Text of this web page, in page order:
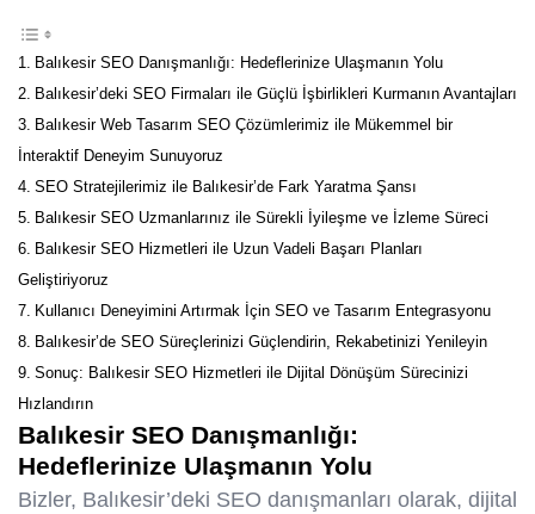
Balıkesir SEO Danışmanlığı: Hedeflerinize Ulaşmanın Yolu
Balıkesir’deki SEO Firmaları ile Güçlü İşbirlikleri Kurmanın Avantajları
Balıkesir Web Tasarım SEO Çözümlerimiz ile Mükemmel bir
İnteraktif Deneyim Sunuyoruz
SEO Stratejilerimiz ile Balıkesir’de Fark Yaratma Şansı
Balıkesir SEO Uzmanlarınız ile Sürekli İyileşme ve İzleme Süreci
Balıkesir SEO Hizmetleri ile Uzun Vadeli Başarı Planları
Geliştiriyoruz
Kullanıcı Deneyimini Artırmak İçin SEO ve Tasarım Entegrasyonu
Balıkesir’de SEO Süreçlerinizi Güçlendirin, Rekabetinizi Yenileyin
Sonuç: Balıkesir SEO Hizmetleri ile Dijital Dönüşüm Sürecinizi
Hızlandırın
Balıkesir SEO Danışmanlığı:
Hedeflerinize Ulaşmanın Yolu
Bizler, Balıkesir’deki SEO danışmanları olarak, dijital